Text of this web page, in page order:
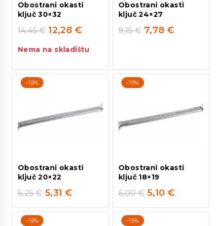
Obostrani okasti
ključ 30×32
14,45€ 12,28 €
Nema na skladištu
Obostrani okasti
ključ 24×27
9,15€ 7,78 €
-15%
Obostrani okasti
ključ 20×22
6,25€ 5,31 €
-15%
Obostrani okasti
ključ 18×19
6,00€ 5,10 €
-15% -15%